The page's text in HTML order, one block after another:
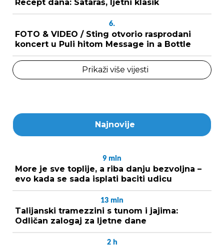
Recept dana: Sataraš, ljetni klasik
6.
FOTO & VIDEO / Sting otvorio rasprodani
koncert u Puli hitom Message in a Bottle
Prikaži više vijesti
Najnovije
9 min
More je sve toplije, a riba danju bezvoljna –
evo kada se sada isplati baciti udicu
13 min
Talijanski tramezzini s tunom i jajima:
Odličan zalogaj za ljetne dane
2 h